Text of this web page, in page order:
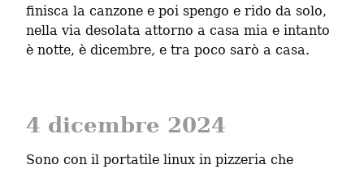
finisca la canzone e poi spengo e rido da solo,
nella via desolata attorno a casa mia e intanto
è notte, è dicembre, e tra poco sarò a casa.
4 dicembre 2024
Sono con il portatile linux in pizzeria che